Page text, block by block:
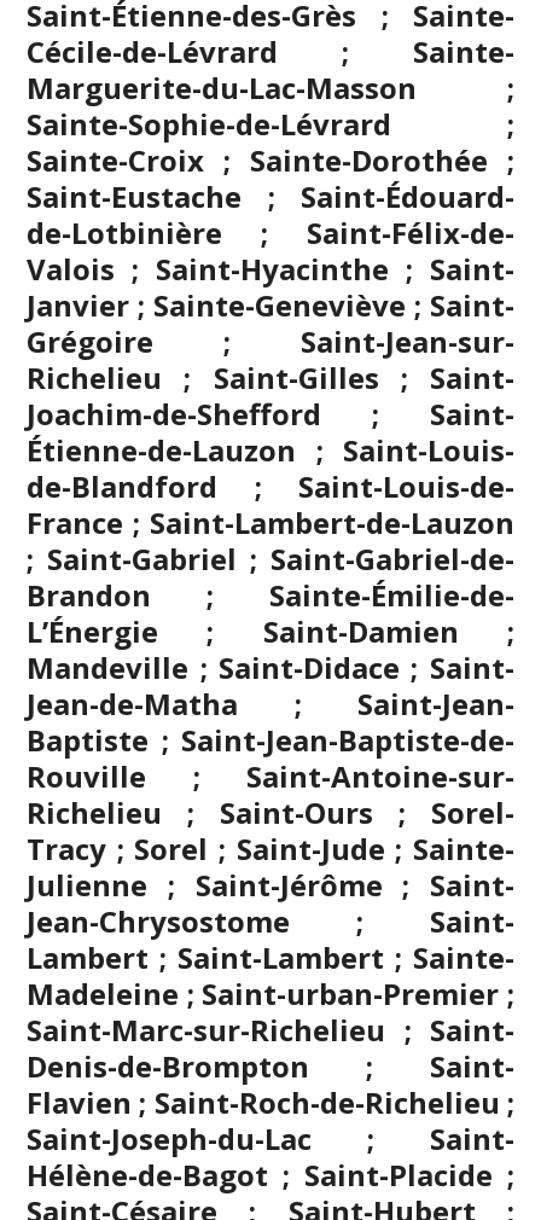
Saint-Étienne-des-Grès ; Sainte-
Cécile-de-Lévrard ; Sainte-
Marguerite-du-Lac-Masson ;
Sainte-Sophie-de-Lévrard ;
Sainte-Croix ; Sainte-Dorothée ;
Saint-Eustache ; Saint-Édouard-
de-Lotbinière ; Saint-Félix-de-
Valois ; Saint-Hyacinthe ; Saint-
Janvier ; Sainte-Geneviève ; Saint-
Grégoire ; Saint-Jean-sur-
Richelieu ; Saint-Gilles ; Saint-
Joachim-de-Shefford ; Saint-
Étienne-de-Lauzon ; Saint-Louis-
de-Blandford ; Saint-Louis-de-
France ; Saint-Lambert-de-Lauzon
; Saint-Gabriel ; Saint-Gabriel-de-
Brandon ; Sainte-Émilie-de-
L’Énergie ; Saint-Damien ;
Mandeville ; Saint-Didace ; Saint-
Jean-de-Matha ; Saint-Jean-
Baptiste ; Saint-Jean-Baptiste-de-
Rouville ; Saint-Antoine-sur-
Richelieu ; Saint-Ours ; Sorel-
Tracy ; Sorel ; Saint-Jude ; Sainte-
Julienne ; Saint-Jérôme ; Saint-
Jean-Chrysostome ; Saint-
Lambert ; Saint-Lambert ; Sainte-
Madeleine ; Saint-urban-Premier ;
Saint-Marc-sur-Richelieu ; Saint-
Denis-de-Brompton ; Saint-
Flavien ; Saint-Roch-de-Richelieu ;
Saint-Joseph-du-Lac ; Saint-
Hélène-de-Bagot ; Saint-Placide ;
Saint-Césaire ; Saint-Hubert ;